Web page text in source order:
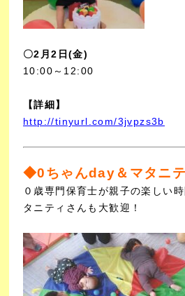
〇2 月2日(金)
10:00～12:00
【詳細】
http://tinyurl.com/3jvpzs3b
◆0ちゃんday＆マタニ
０歳専門保育士が親子の楽しい
タニティさんも大歓迎！